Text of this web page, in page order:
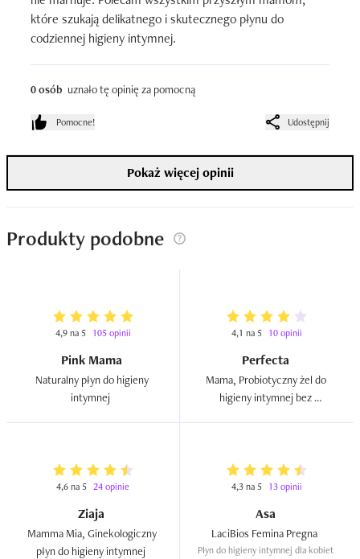
które szukają delikatnego i skutecznego płynu do
codziennej higieny intymnej.
0 osób uznało tę opinię za pomocną
Pomocne! Udostępnij
Pokaż więcej opinii
Produkty podobne
4,9 na 5 105 opinii
Pink Mama
Naturalny płyn do higieny
4,1 na 5 10 opinii
Perfecta
Mama, Probiotyczny żel do
higieny intymnej bez
4,6 na 5 24 opinie
Ziaja
Mamma Mia, Ginekologiczny
4,3 na 5 13 opinii
Asa
Płyn do higieny intymnej dla kobiet